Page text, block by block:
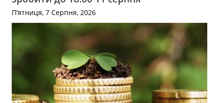
П’ятниця, 7 Серпня, 2026